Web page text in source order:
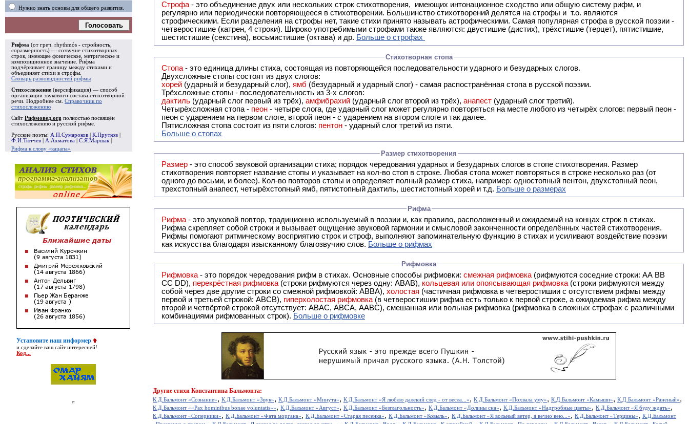
Нужно знать основы для общего развития.
Голосовать
Рифма (от греч. rhythmós - стройность,
соразмерность) — созвучие стихотворных
строк, имеющее фоническое, метрическое и
композиционное значение. Рифма
подчёркивает границу между стихами и
объединяет стихи в строфы
Словарь разновидностей рифмы
Стихосложение (версификация) — способ
организации звукового состава стихотворной
речи. Подробнее см. Справочник по
стихосложению
Сайт Рифмовед.org полностью посвящён
стихосложению и русской рифме.
Русские поэты: А.П.Сумароков К.Прутков
Ф.И.Тютчев
А.Ахматова С.Я.Маршак
Рифма к слову «кацапа»
Установите наш информер
и сделайте ваш сайт интересней!
Код...
Строфа - это объединение двух или нескольких строк стихотворения, имеющих интонационное сходство или общую систему рифм, и
регулярно или периодически повторяющееся в стихотворении. Большинство стихотворений делятся на строфы и т.о. являются
строфическими. Если разделения на строфы нет, такие стихи принято называть астрофическими. Самая популярная строфа в русской поэзии -
четверостишие (катрен, 4 строки). Широко употребимыми строфами также являются: двустишие (дистих), трёхстишие (терцет), пятистишие,
шестистишие (секстина), восьмистишие (октава) и др. Больше о строфах
Стихотворная стопа
Стопа - это единица длины стиха, состоящая из повторяющейся последовательности ударного и безударных слогов.
Двухсложные стопы состоят из двух слогов:
хорей (ударный и безударный слог), ямб (безударный и ударный слог) - самая распостранённая стопа в русской поэзии.
Трёхсложные стопы - последовательность из 3-х слогов:
дактиль (ударный слог первый из трёх), амфибрахий (ударный слог второй из трёх), анапест (ударный слог третий).
Четырёхсложная стопа - пеон - четыре слога, где ударный слог может регулярно повторяться на месте любого из четырёх слогов: первый пеон -
пеон с ударением на первом слоге, второй пеон - с ударением на втором слоге и так далее.
Пятисложная стопа состоит из пяти слогов: пентон - ударный слог третий из пяти.
Больше о стопах
Размер стихотворения
Размер - это способ звуковой организации стиха; порядок чередования ударных и безударных слогов в стопе стихотворения. Размер
стихотворения повторяет название стопы и указывает на кол-во стоп в строке. Любая стопа может повторяться в строке несколько раз (от
одного до восьми, и более). Кол-во повторов стопы и определяет полный размер стиха, например: одностопный пентон, двухстопный пеон,
трехстопный анапест, четырёхстопный ямб, пятистопный дактиль, шестистопный хорей и т.д. Больше о размерах
Рифма
Рифма
- это звуковой повтор, традиционно используемый в поэзии и, как правило, расположенный и ожидаемый на концах строк в стихах.
Рифма скрепляет собой строки и вызывает ощущение звуковой гармонии и смысловой законченности определённых частей стихотворения.
Рифмы помогают ритмическому восприятию строк и строф, выполняют запоминательную функцию в стихах и усиливают воздействие поэзии
как искусства благодаря изысканному благозвучию слов. Больше о рифмах
Рифмовка
Рифмовка - это порядок чередования рифм в стихах. Основные способы рифмовки: смежная рифмовка (рифмуются соседние строки: AA ВВ
СС DD), перекрёстная рифмовка (строки рифмуются через одну: ABAB), кольцевая или опоясывающая рифмовка (строки рифмуются между
собой через две другие строки со смежной рифмовкой: ABBA), холостая (частичная рифмовка в четверостишии с отсутствием рифмы между
первой и третьей строкой: АBCB), гиперхолостая рифмовка (в четверостишии рифма есть только к первой строке, а ожидаемая рифма между
второй и четвёртой строкой отсутствует: ABAC, ABCA, AABC), смешанная или вольная рифмовка (рифмовка в сложных строфах с различными
комбинациями рифмованных строк). Больше о рифмовке
Другие стихи Константина Бальмонта:
К.Д.Бальмонт «Сознание», К.Д.Бальмонт «Звук», К.Д.Бальмонт «Минута», К.Д.Бальмонт «Я люблю далекий след - от весла...», К.Д.Бальмонт «Похвала уму», К.Д.Бальмонт «Камыши», К.Д.Бальмонт «Раненый»,
К.Д.Бальмонт ««Pax hominibus bonae voluntatis»», К.Д.Бальмонт «Август», К.Д.Бальмонт «Безглагольность», К.Д.Бальмонт «Долины сна», К.Д.Бальмонт «Надгробные цветы», К.Д.Бальмонт «Я буду ждать»,
К.Д.Бальмонт «Соперники», К.Д.Бальмонт «Фата моргана», К.Д.Бальмонт «Старая песенка», К.Д.Бальмонт «Ковыль», К.Д.Бальмонт «Я вольный ветер, я вечно вею...», К.Д.Бальмонт «Терцины», К.Д.Бальмонт